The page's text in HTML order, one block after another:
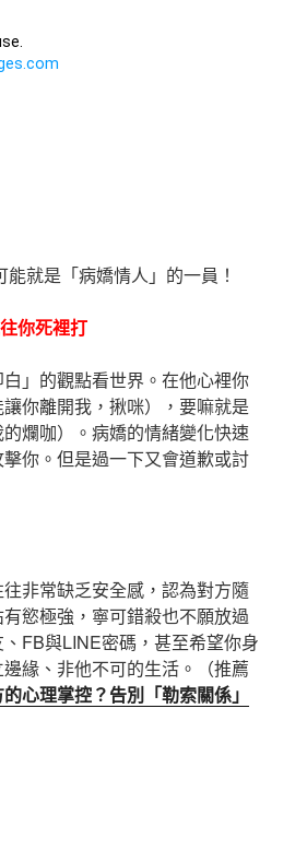
就是「病嬌情人」的一員！
你死裡打
」的觀點看世界。在他心裡你
你離開我，揪咪），要嘛就是
爛咖）。病嬌的情緒變化快速
你。但是過一下又會道歉或討
非常缺乏安全感，認為對方隨
慾極強，寧可錯殺也不願放過
FB與LINE密碼，甚至希望你身
緣、非他不可的生活。（推薦
心理掌控？告別「勒索關係」